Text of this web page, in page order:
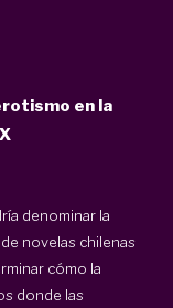
en la
denominar la
novelas chilenas
cómo la
donde las